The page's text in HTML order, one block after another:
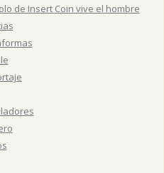
de Insert Coin vive el hombre